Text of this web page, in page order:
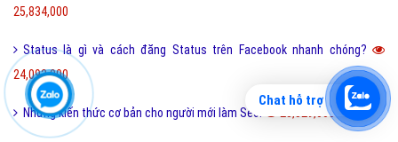
25,834,000
Status là gì và cách đăng Status trên Facebook nhanh chóng?
24,093,000
Những kiến thức cơ bản cho người mới làm Seo. 23,529,000
Chat hỗ trợ